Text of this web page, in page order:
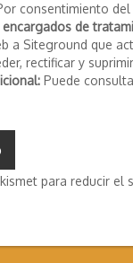
consentimiento
de
a Siteground que
rectificar y
Puede
para reducir el